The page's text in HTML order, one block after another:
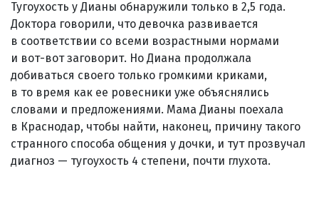
Тугоухость у Дианы обнаружили только в 2,5 года.
Доктора говорили, что девочка развивается
в соответствии со всеми возрастными нормами
и вот-вот заговорит. Но Диана продолжала
добиваться своего только громкими криками,
в то время как ее ровесники уже объяснялись
словами и предложениями. Мама Дианы поехала
в Краснодар, чтобы найти, наконец, причину такого
странного способа общения у дочки, и тут прозвучал
диагноз — тугоухость 4 степени, почти глухота.